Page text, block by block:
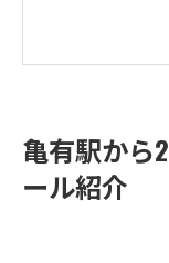
手ぶら
インド
環境を体
通いや
亀有駅から
ール紹介